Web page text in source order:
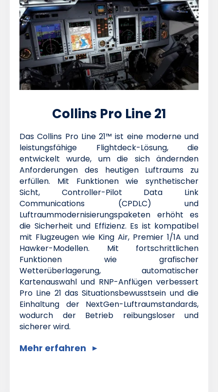
Collins Pro Line 21
Das Collins Pro Line 21™ ist eine moderne und
leistungsfähige Flightdeck-Lösung, die
entwickelt wurde, um die sich ändernden
Anforderungen des heutigen Luftraums zu
erfüllen. Mit Funktionen wie synthetischer
Sicht, Controller-Pilot Data Link
Communications (CPDLC) und
Luftraummodernisierungspaketen erhöht es
die Sicherheit und Effizienz. Es ist kompatibel
mit Flugzeugen wie King Air, Premier 1/1A und
Hawker-Modellen. Mit fortschrittlichen
Funktionen wie grafischer
Wetterüberlagerung, automatischer
Kartenauswahl und RNP-Anflügen verbessert
Pro Line 21 das Situationsbewusstsein und die
Einhaltung der NextGen-Luftraumstandards,
wodurch der Betrieb reibungsloser und
sicherer wird.
Mehr erfahren